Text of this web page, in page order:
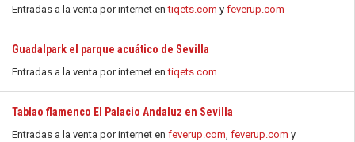
Entradas a la venta por internet entiqets.com y feverup.com
Guadalpark el parque acuático de Sevilla
Entradas a la venta por internet entiqets.com
Tablao flamenco El Palacio Andaluz en Sevilla
Entradas a la venta por internet en feverup.com, feverup.com y